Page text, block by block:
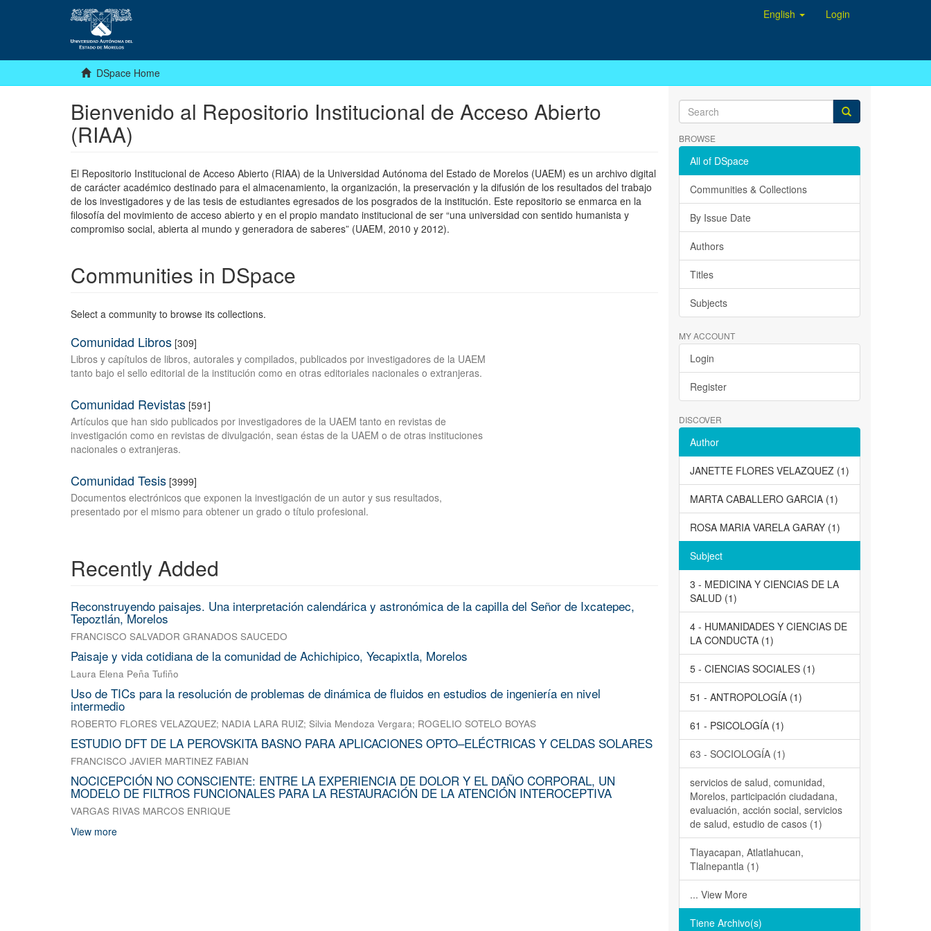
English Login
DSpace Home
Bienvenido al Repositorio Institucional de Acceso Abierto
(RIAA)
El Repositorio Institucional de Acceso Abierto (RIAA) de la Universidad Autónoma del Estado de Morelos (UAEM) es un archivo digital
de carácter académico destinado para el almacenamiento, la organización, la preservación y la difusión de los resultados del trabajo
de los investigadores y de las tesis de estudiantes egresados de los posgrados de la institución. Este repositorio se enmarca en la
filosofía del movimiento de acceso abierto y en el propio mandato institucional de ser “una universidad con sentido humanista y
compromiso social, abierta al mundo y generadora de saberes” (UAEM, 2010 y 2012).
Communities in DSpace
Select a community to browse its collections.
Comunidad Libros [309]
Libros y capítulos de libros, autorales y compilados, publicados por investigadores de la UAEM
tanto bajo el sello editorial de la institución como en otras editoriales nacionales o extranjeras.
Comunidad Revistas [591]
Artículos que han sido publicados por investigadores de la UAEM tanto en revistas de
investigación como en revistas de divulgación, sean éstas de la UAEM o de otras instituciones
nacionales o extranjeras.
Comunidad Tesis [3999]
Documentos electrónicos que exponen la investigación de un autor y sus resultados,
presentado por el mismo para obtener un grado o título profesional.
Recently Added
Reconstruyendo paisajes. Una interpretación calendárica y astronómica de la capilla del Señor de Ixcatepec,
Tepoztlán, Morelos
FRANCISCO SALVADOR GRANADOS SAUCEDO
Paisaje y vida cotidiana de la comunidad de Achichipico, Yecapixtla, Morelos
Laura Elena Peña Tufiño
Uso de TICs para la resolución de problemas de dinámica de fluidos en estudios de ingeniería en nivel
intermedio
ROBERTO FLORES VELAZQUEZ; NADIA LARA RUIZ; Silvia Mendoza Vergara; ROGELIO SOTELO BOYAS
ESTUDIO DFT DE LA PEROVSKITA BASNO PARA APLICACIONES OPTO–ELÉCTRICAS Y CELDAS SOLARES
FRANCISCO JAVIER MARTINEZ FABIAN
NOCICEPCIÓN NO CONSCIENTE: ENTRE LA EXPERIENCIA DE DOLOR Y EL DAÑO CORPORAL, UN
MODELO DE FILTROS FUNCIONALES PARA LA RESTAURACIÓN DE LA ATENCIÓN INTEROCEPTIVA
VARGAS RIVAS MARCOS ENRIQUE
View more
BROWSE
All of DSpace
Communities & Collections
By Issue Date
Authors
Titles
Subjects
MY ACCOUNT
Login
Register
DISCOVER
Author
JANETTE FLORES VELAZQUEZ (1)
MARTA CABALLERO GARCIA (1)
ROSA MARIA VARELA GARAY (1)
Subject
3 - MEDICINA Y CIENCIAS DE LA
SALUD (1)
4 - HUMANIDADES Y CIENCIAS DE
LA CONDUCTA (1)
5 - CIENCIAS SOCIALES (1)
51 - ANTROPOLOGÍA (1)
61 - PSICOLOGÍA (1)
63 - SOCIOLOGÍA (1)
servicios de salud, comunidad,
Morelos, participación ciudadana,
evaluación, acción social, servicios
de salud, estudio de casos (1)
Tlayacapan, Atlatlahucan,
Tlalnepantla (1)
... View More
Tiene Archivo(s)